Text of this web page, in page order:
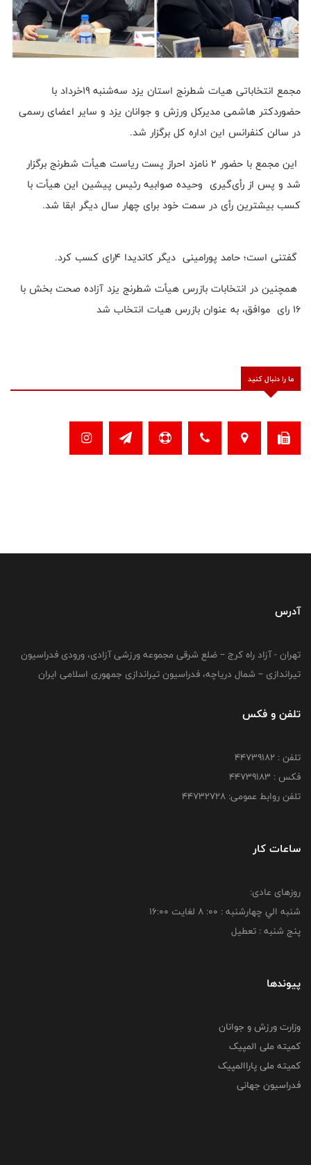
مجمع انتخاباتی هیات شطرنج استان یزد سه‌شنبه ۱۹خرداد با
حضوردکتر هاشمی مدیرکل ورزش و جوانان یزد و سایر اعضای رسمی
در سالن کنفرانس این اداره کل برگزار شد.
این مجمع با حضور ۲ نامزد احراز پست ریاست هیأت شطرنج برگزار
شد و پس از رأی‌گیری وحیده صوابیه رئیس پیشین این هیأت با
کسب بیشترین رأی در سمت خود برای چهار سال دیگر ابقا شد.
گفتنی است؛ حامد‌ پورامینی دیگر کاندیدا ۴رای کسب کرد.
همچنین در انتخابات بازرس هیأت شطرنج یزد آزاده صحت بخش با
۱۶ رای موافق، به عنوان بازرس هیات انتخاب شد
ما را دنبال کنید
آدرس
تهران - آزاد راه کرج – ضلع شرقی مجموعه ورزشی آزادی، ورودی فدراسیون
تیراندازی – شمال دریاچه، فدراسیون تیراندازی جمهوری اسلامی ایران
تلفن و فکس
تلفن : ۴۴۷۳۹۱۸۲
فکس : ۴۴۷۳۹۱۸3
تلفن روابط عمومی: ۴۴۷۳۲۷۲۸
ساعات کار
روزهای عادی:
شنبه الي چهارشنبه : 00: 8 لغايت 16:00
پنج شنبه : تعطیل
پیوندها
وزارت ورزش و جوانان
کمیته ملی المپیک
کمیته ملی پاراالمپیک
فدراسیون جهانی